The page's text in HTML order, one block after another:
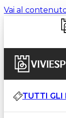
Vai al
TUTTI GLI